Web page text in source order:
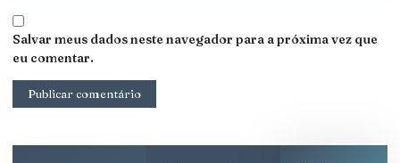
Salvar meus dados neste navegador para a próxima vez que
eu comentar.